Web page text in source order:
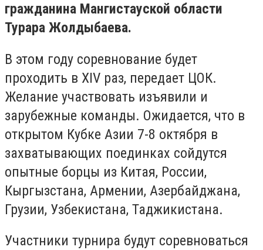
гражданина Мангистауской области
Турара Жолдыбаева.
В этом году соревнование будет
проходить в XIV раз, передает ЦОК.
Желание участвовать изъявили и
зарубежные команды. Ожидается, что в
открытом Кубке Азии 7-8 октября в
захватывающих поединках сойдутся
опытные борцы из Китая, России,
Кыргызстана, Армении, Азербайджана,
Грузии, Узбекистана, Таджикистана.
Участники турнира будут соревноваться